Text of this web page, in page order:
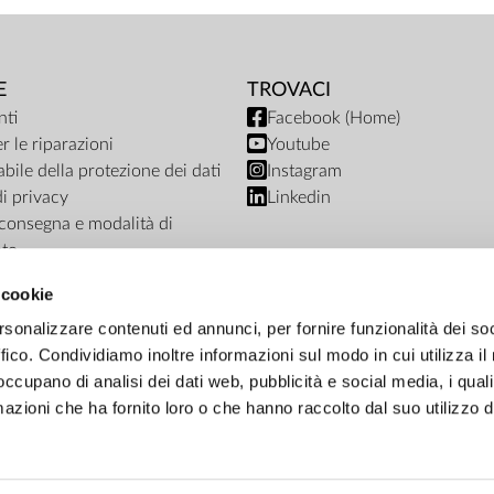
contenuti ed annunci, per fornire funzionalità dei
Condividiamo inoltre informazioni sul modo in cui utilizza il
di analisi dei dati web, pubblicità e social media, i
che ha fornito loro o che hanno raccolto dal suo utilizzo
le riparazioni
della protezione dei dati
privacy
e modalità di
del negozio online
TROVACI
Facebook (Home)
Youtube
Instagram
Linkedin